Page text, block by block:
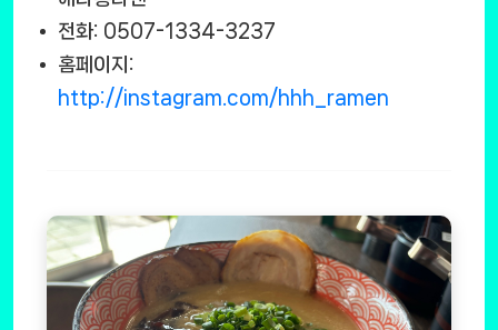
전화: 0507-1334-3237
홈페이지:
http://instagram.com/hhh_ramen